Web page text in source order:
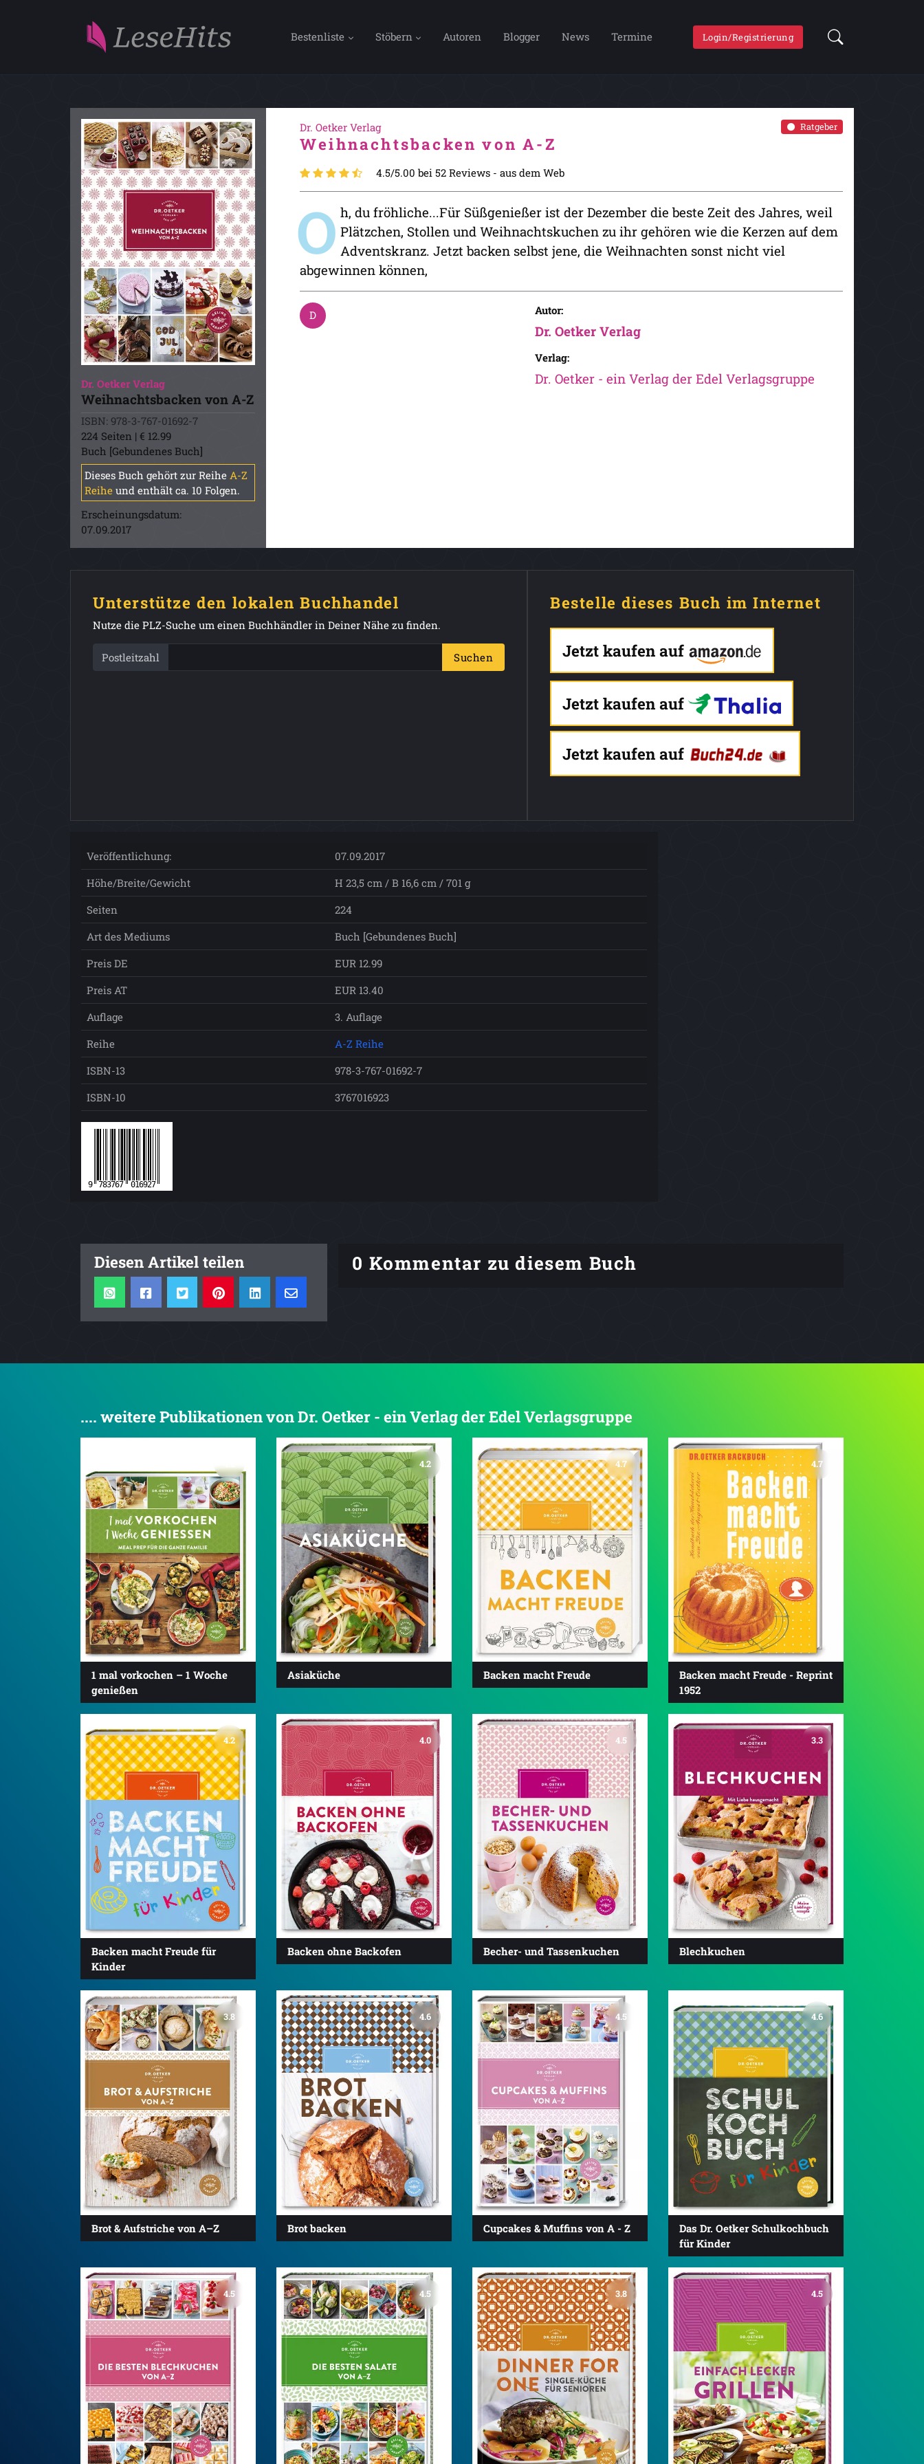
Bestenliste Stöbern Autoren Blogger News Termine Login/Registrierung
Dr. Oetker Verlag
Weihnachtsbacken von A-Z
ISBN: 978-3-767-01692-7
224 Seiten | € 12.99
Buch [Gebundenes Buch]
Dieses Buch gehört zur Reihe A-Z
Reihe und enthält ca. 10 Folgen.
Erscheinungsdatum:
07.09.2017
Ratgeber
Dr. Oetker Verlag
Weihnachtsbacken von A-Z
4.5/5.00 bei 52 Reviews - aus dem Web
O h, du fröhliche...Für Süßgenießer ist der Dezember die beste Zeit des Jahres, weil
Plätzchen, Stollen und Weihnachtskuchen zu ihr gehören wie die Kerzen auf dem
Adventskranz. Jetzt backen selbst jene, die Weihnachten sonst nicht viel
abgewinnen können,
Autor:
Dr. Oetker Verlag
Verlag:
Dr. Oetker - ein Verlag der Edel Verlagsgruppe
Unterstütze den lokalen Buchhandel
Nutze die PLZ-Suche um einen Buchhändler in Deiner Nähe zu finden.
Postleitzahl Suchen
Bestelle dieses Buch im Internet
Jetzt kaufen auf
Jetzt kaufen auf
Jetzt kaufen auf
Veröffentlichung:
07.09.2017
Höhe/Breite/Gewicht
H 23,5 cm / B 16,6 cm / 701 g
Seiten
224
Art des Mediums
Buch [Gebundenes Buch]
Preis DE
EUR 12.99
Preis AT
EUR 13.40
Auflage
3. Auflage
Reihe
A-Z Reihe
ISBN-13
978-3-767-01692-7
ISBN-10
3767016923
Diesen Artikel teilen 0 Kommentar zu diesem Buch
.... weitere Publikationen von Dr. Oetker - ein Verlag der Edel Verlagsgruppe
1 mal vorkochen – 1 Woche
genießen
4.2
Asiaküche
4.7
Backen macht Freude
4.7
Backen macht Freude - Reprint
1952
4.2
Backen macht Freude für
Kinder
4.0
Backen ohne Backofen
4.5
Becher- und Tassenkuchen
3.3
Blechkuchen
3.8
Brot & Aufstriche von A–Z
4.6
Brot backen
4.5
Cupcakes & Muffins von A - Z
4.6
Das Dr. Oetker Schulkochbuch
für Kinder
4.5 4.5 3.8 4.5